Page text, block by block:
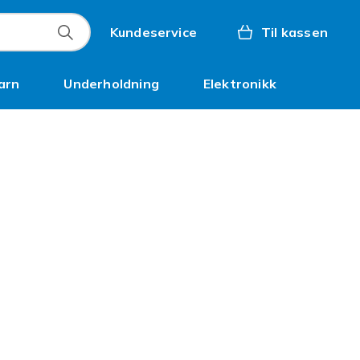
Kundeservice Til kassen
Underholdning Elektronikk